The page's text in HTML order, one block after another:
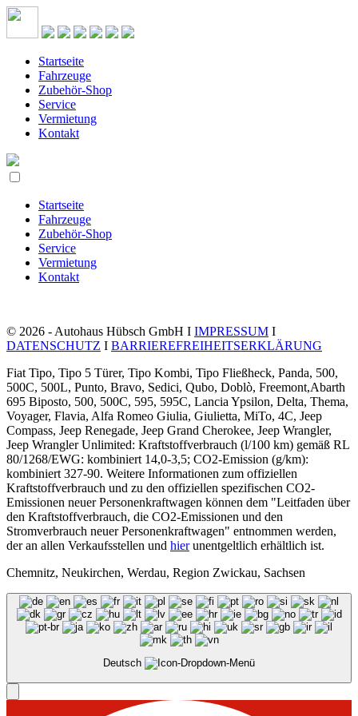
Startseite
Fahrzeuge
Zubehör-Shop
Service
Vermietung
Kontakt
Startseite
Fahrzeuge
Zubehör-Shop
Service
Vermietung
Kontakt
© 2026 - Autohaus Hübsch GmbH I IMPRESSUM I
DATENSCHUTZ I BARRIEREFREIHEITSERKLÄRUNG
Fiat Tipo, Tipo 5 Türer, Tipo Kombi, Tipo Fließheck, Panda, 500,
500C, 500L, Punto, Bravo, Sedici, Qubo, Doblò, Freemont,Abarth
695 Biposto, 500, 500C, 595, 595C, Lancia Ypsilon, Delta, Thema,
Voyager, Flavia, Alfa Romeo Giulia, Giulietta, MiTo, 4C, Jeep
Compass, Jeep Renegade, Jeep Grand Cherokee, Jeep Wrangler,
Jeep Wrangler Unlimited: Kraftstoffverbrauch (l/100 km) gemäß RL
80/1268/EWG: kombiniert 14,0-3,5; CO2-Emission (g/km):
kombiniert 327-90. Weitere Informationen zum offiziellen
Kraftstoffverbrauch und zu den offiziellen spezifischen CO2-
Emissionen neuer Personenkraftwagen können dem "Leitfaden über
den Kraftstoffverbrauch, die CO2-Emissionen und den
Stromverbrauch neuer Personenkraftwagen" entnommen werden,
der an allen Verkaufsstellen und hierunentgeltlich erhältlich ist.
Chemnitz, Neukirchen, Werdau, Region Zwickau, Sachsen
Deutsch